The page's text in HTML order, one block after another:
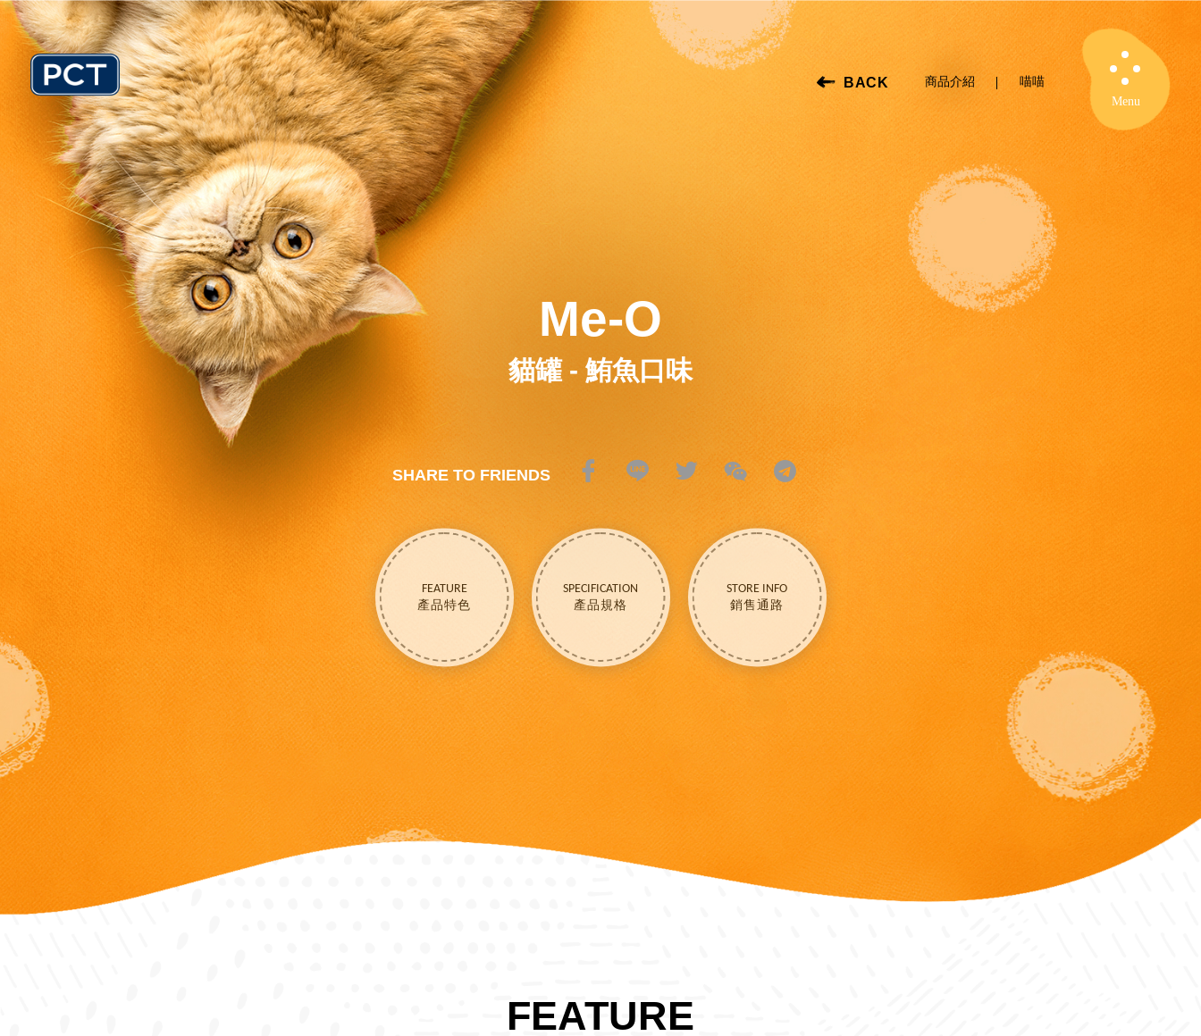
Menu Close
BACK 商品介紹 喵喵
Me-O
貓罐 - 鮪魚口味
SHARE TO FRIENDS
FEATURE
產品特色
SPECIFICATION
產品規格
STORE INFO
銷售通路
FEATURE